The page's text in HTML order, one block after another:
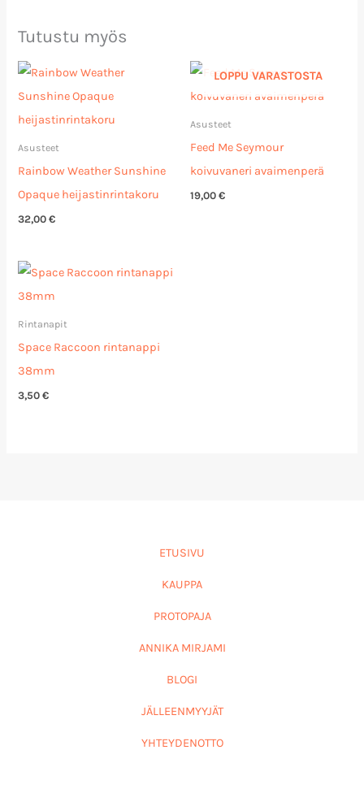
Tutustu myös
Asusteet
Rainbow Weather Sunshine
Opaque heijastinrintakoru
32,00€
LOPPU VARASTOSTA
Asusteet
Feed Me Seymour
koivuvaneri avaimenperä
19,00 €
Rintanapit
Space Raccoon rintanappi
38mm
3,50€
ETUSIVU
KAUPPA
PROTOPAJA
ANNIKA MIRJAMI
BLOGI
JÄLLEENMYYJÄT
YHTEYDENOTTO